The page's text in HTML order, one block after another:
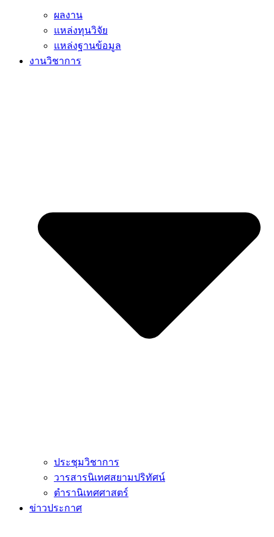
ผลงาน
แหล่งทุนวิจัย
แหล่งฐานข้อมูล
งานวิชาการ
ประชุมวิชาการ
วารสารนิเทศสยามปริทัศน์
ตำรานิเทศศาสตร์
ข่าวประกาศ